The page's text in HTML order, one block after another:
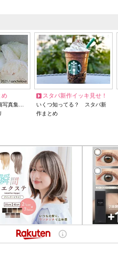
め
写真集…
スタバ新作イッキ見せ！
いくつ知ってる？ スタバ新
作まとめ